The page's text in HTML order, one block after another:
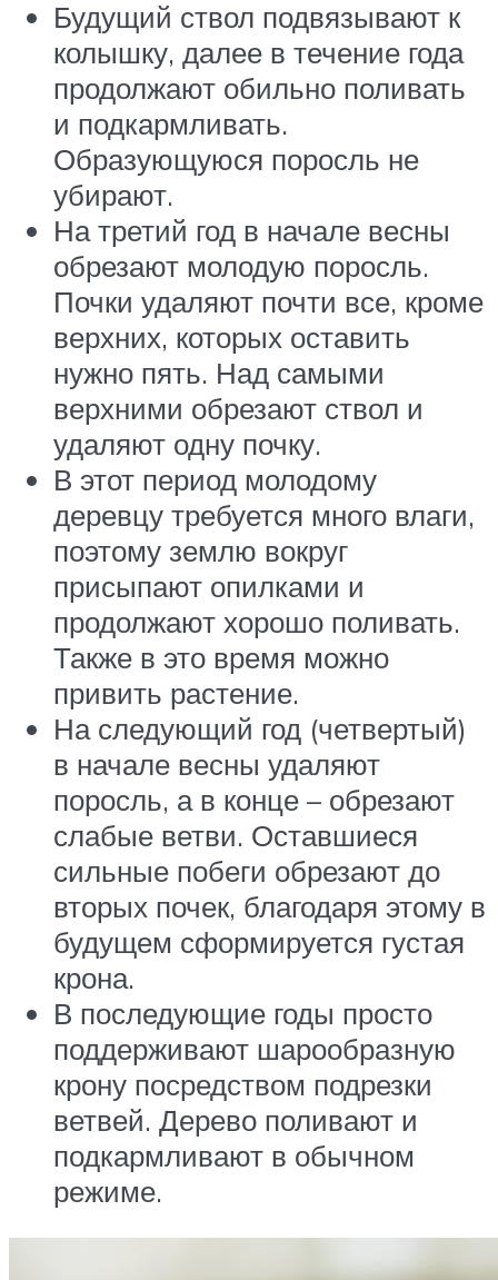
Будущий ствол подвязывают к
колышку, далее в течение года
продолжают обильно поливать
и подкармливать.
Образующуюся поросль не
убирают.
На третий год в начале весны
обрезают молодую поросль.
Почки удаляют почти все, кроме
верхних, которых оставить
нужно пять. Над самыми
верхними обрезают ствол и
удаляют одну почку.
В этот период молодому
деревцу требуется много влаги,
поэтому землю вокруг
присыпают опилками и
продолжают хорошо поливать.
Также в это время можно
привить растение.
На следующий год (четвертый)
в начале весны удаляют
поросль, а в конце – обрезают
слабые ветви. Оставшиеся
сильные побеги обрезают до
вторых почек, благодаря этому в
будущем сформируется густая
крона.
В последующие годы просто
поддерживают шарообразную
крону посредством подрезки
ветвей. Дерево поливают и
подкармливают в обычном
режиме.